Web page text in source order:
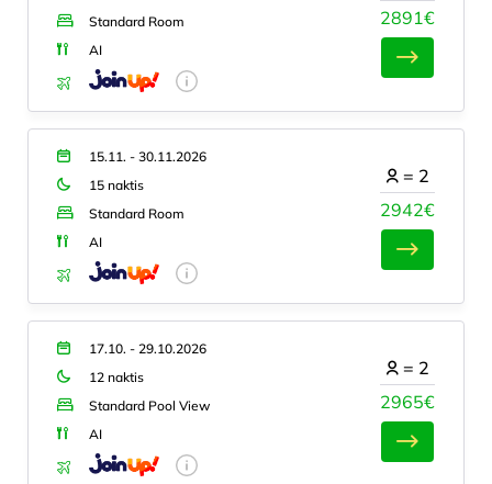
Standard Room
AI
2891€
15.11. - 30.11.2026
15 naktis
Standard Room
AI
2942€
= 2
17.10. - 29.10.2026
12 naktis
Standard Pool View
AI
2965€
= 2